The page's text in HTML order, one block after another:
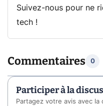
Suivez-nous pour ne
tech !
Commentaires 0
Participer à la
Partagez votre avis avec la